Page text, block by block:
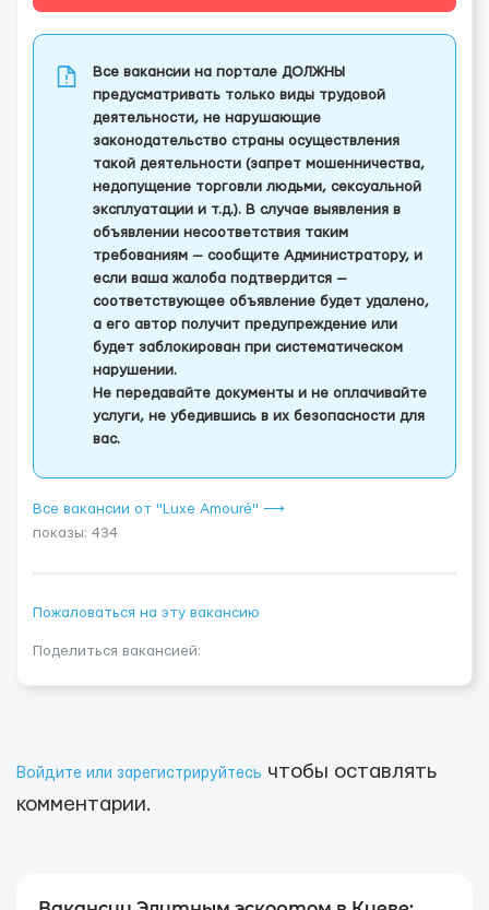
Все вакансии на портале ДОЛЖНЫ
предусматривать только виды трудовой
деятельности, не нарушающие
законодательство страны осуществления
такой деятельности (запрет мошенничества,
недопущение торговли людьми, сексуальной
эксплуатации и т.д.). В случае выявления в
объявлении несоответствия таким
требованиям — сообщите Администратору, и
если ваша жалоба подтвердится —
соответствующее объявление будет удалено,
а его автор получит предупреждение или
будет заблокирован при систематическом
нарушении.
Не передавайте документы и не оплачивайте
услуги, не убедившись в их безопасности для
вас.
Все вакансии от "Luxe Amouré" ⟶
показы: 434
Пожаловаться на эту вакансию
Поделиться вакансией:
Войдите или зарегистрируйтесь чтобы оставлять
комментарии.